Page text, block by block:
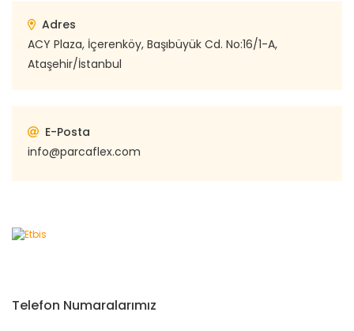
Adres
ACY Plaza, İçerenköy, Başıbüyük Cd. No:16/1-A,
Ataşehir/İstanbul
E-Posta
info@parcaflex.com
Telefon Numaralarımız